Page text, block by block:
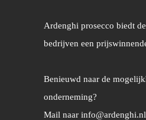
Ardenghi prosecco biedt
bedrijven een
Benieuwd naar de
onderneming?
Mail naar info@ardenghi.nl